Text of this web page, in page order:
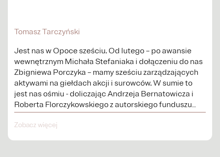
Tomasz Tarczyński
Jest nas w Opoce sześciu. Od lutego – po awansie
wewnętrznym Michała Stefaniaka i dołączeniu do nas
Zbigniewa Porczyka – mamy sześciu zarządzających
aktywami na giełdach akcji i surowców. W sumie to
jest nas ośmiu - doliczając Andrzeja Bernatowicza i
Roberta Florczykowskiego z autorskiego funduszu
Third dot – osiem osób...
Zobacz więcej